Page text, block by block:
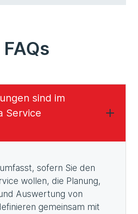
FAQs
sind im
Service
sofern Sie den
wollen, die Planung,
Auswertung von
gemeinsam mit